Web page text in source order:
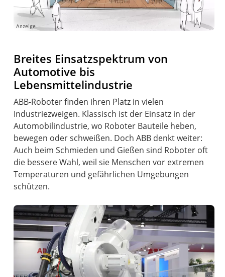
Breites Einsatzspektrum von
Automotive bis
Lebensmittelindustrie
ABB-Roboter finden ihren Platz in vielen
Industriezweigen. Klassisch ist der Einsatz in der
Automobilindustrie, wo Roboter Bauteile heben,
bewegen oder schweißen. Doch ABB denkt weiter:
Auch beim Schmieden und Gießen sind Roboter oft
die bessere Wahl, weil sie Menschen vor extremen
Temperaturen und gefährlichen Umgebungen
schützen.